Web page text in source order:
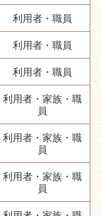
利用者・職員
利用者・職員
利用者・職員
利用者・家族・職
員
利用者・家族・職
員
利用者・家族・職
員